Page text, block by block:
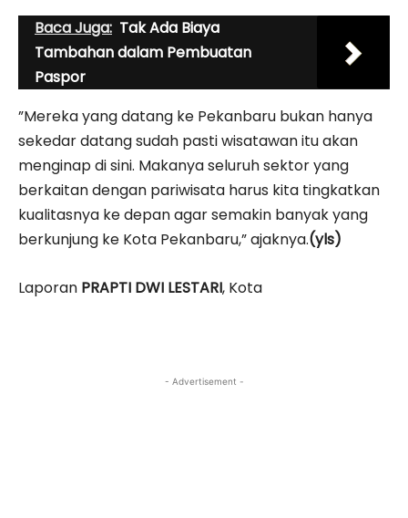
Baca Juga: Tak Ada Biaya
Tambahan dalam Pembuatan
Paspor
”Mereka yang datang ke Pekanbaru bukan hanya
sekedar datang sudah pasti wisatawan itu akan
menginap di sini. Makanya seluruh sektor yang
berkaitan dengan pariwisata harus kita tingkatkan
kualitasnya ke depan agar semakin banyak yang
berkunjung ke Kota Pekanbaru,” ajaknya.(yls)
Laporan PRAPTI DWI LESTARI, Kota
- Advertisement -